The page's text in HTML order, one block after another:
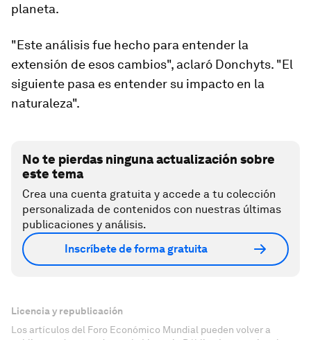
planeta.
"Este análisis fue hecho para entender la
extensión de esos cambios", aclaró Donchyts. "El
siguiente pasa es entender su impacto en la
naturaleza".
No te pierdas ninguna actualización sobre
este tema
Crea una cuenta gratuita y accede a tu colección
personalizada de contenidos con nuestras últimas
publicaciones y análisis.
Inscríbete de forma gratuita
Licencia y republicación
Los artículos del Foro Económico Mundial pueden volver a